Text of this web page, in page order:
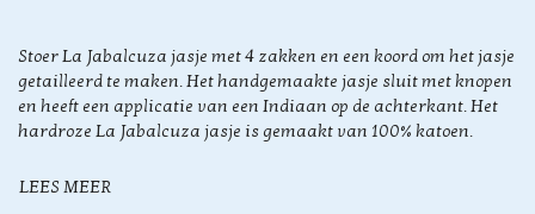
Stoer La Jabalcuza jasje met 4 zakken en een koord om het jasje
getailleerd te maken. Het handgemaakte jasje sluit met knopen
en heeft een applicatie van een Indiaan op de achterkant. Het
hardroze La Jabalcuza jasje is gemaakt van 100% katoen.
LEES MEER